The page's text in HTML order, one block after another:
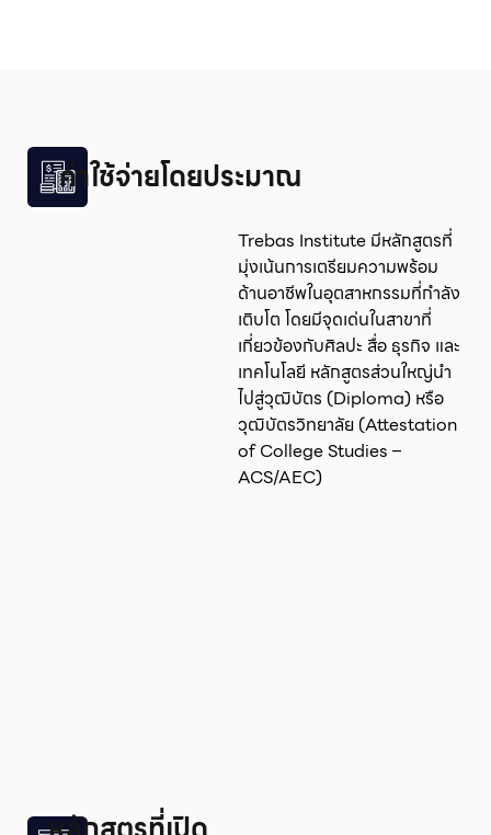
ค่าใช้จ่ายโดยประมาณ
Trebas Institute มีหลักสูตรที่
มุ่งเน้นการเตรียมความพร้อม
ด้านอาชีพในอุตสาหกรรมที่กำลัง
เติบโต โดยมีจุดเด่นในสาขาที่
เกี่ยวข้องกับศิลปะ สื่อ ธุรกิจ และ
เทคโนโลยี หลักสูตรส่วนใหญ่นำ
ไปสู่วุฒิบัตร (Diploma) หรือ
วุฒิบัตรวิทยาลัย (Attestation
of College Studies –
ACS/AEC)